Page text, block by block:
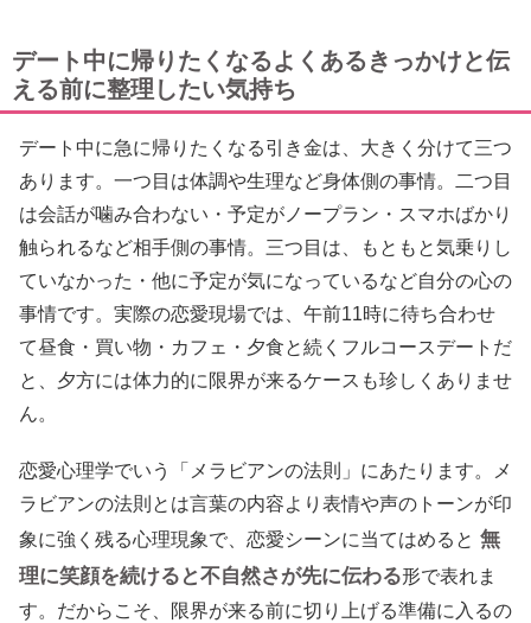
デート中に帰りたくなるよくあるきっかけと伝
える前に整理したい気持ち
デート中に急に帰りたくなる引き金は、大きく分けて三つ
あります。一つ目は体調や生理など身体側の事情。二つ目
は会話が噛み合わない・予定がノープラン・スマホばかり
触られるなど相手側の事情。三つ目は、もともと気乗りし
ていなかった・他に予定が気になっているなど自分の心の
事情です。実際の恋愛現場では、午前11時に待ち合わせ
て昼食・買い物・カフェ・夕食と続くフルコースデートだ
と、夕方には体力的に限界が来るケースも珍しくありませ
ん。
恋愛心理学でいう「メラビアンの法則」にあたります。メ
ラビアンの法則とは言葉の内容より表情や声のトーンが印
象に強く残る心理現象で、恋愛シーンに当てはめると 無
理に笑顔を続けると不自然さが先に伝わる形で表れま
す。だからこそ、限界が来る前に切り上げる準備に入るの